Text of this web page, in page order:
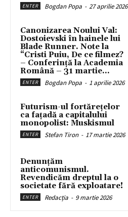
ENTER Bogdan Popa - 27 aprilie 2026
Canonizarea Noului Val:
Dostoievski în hainele lui
Blade Runner. Note la
“Cristi Puiu, De ce filmez?
– Conferință la Academia
Română – 31 martie...
ENTER Bogdan Popa - 1 aprilie 2026
Futurism-ul fortărețelor
ca fațadă a capitalului
monopolist: Muskismul
ENTER Stefan Tiron - 17 martie 2026
Denunțăm
anticomunismul.
Revendicăm dreptul la o
societate fără exploatare!
ENTER Redacția - 9 martie 2026